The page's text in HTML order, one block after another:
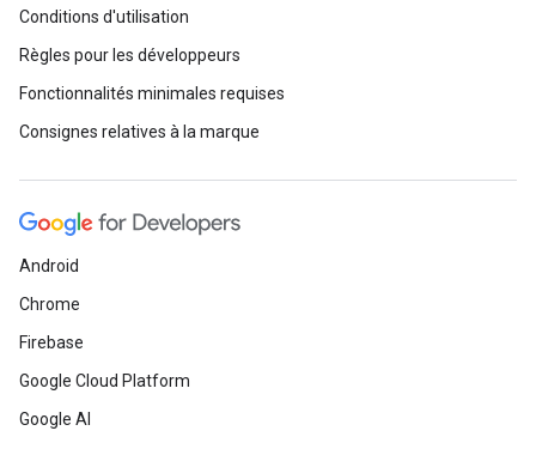
Conditions d'utilisation
Règles pour les développeurs
Fonctionnalités minimales requises
Consignes relatives à la marque
Android
Chrome
Firebase
Google Cloud Platform
Google AI